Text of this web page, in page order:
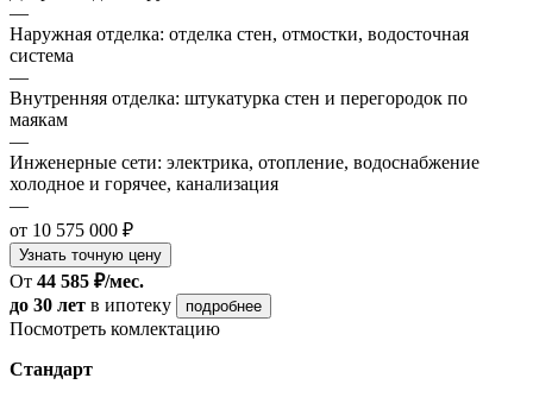
—
Наружная отделка: отделка стен, отмостки, водосточная
система
—
Внутренняя отделка: штукатурка стен и перегородок по
маякам
—
Инженерные сети: электрика, отопление, водоснабжение
холодное и горячее, канализация
—
от 10 575 000 ₽
Узнать точную цену
От 44 585 ₽/мес.
до 30 лет в ипотеку подробнее
Посмотреть комлектацию
Стандарт